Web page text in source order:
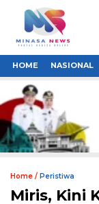
HOME NASIONAL
Home / Peristiwa
Miris, Kini